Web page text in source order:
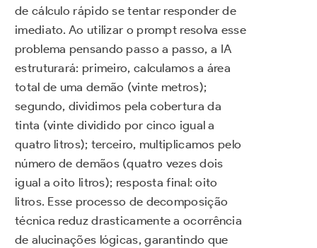
de cálculo rápido se tentar responder de
imediato. Ao utilizar o prompt resolva esse
problema pensando passo a passo, a IA
estruturará: primeiro, calculamos a área
total de uma demão (vinte metros);
segundo, dividimos pela cobertura da
tinta (vinte dividido por cinco igual a
quatro litros); terceiro, multiplicamos pelo
número de demãos (quatro vezes dois
igual a oito litros); resposta final: oito
litros. Esse processo de decomposição
técnica reduz drasticamente a ocorrência
de alucinações lógicas, garantindo que